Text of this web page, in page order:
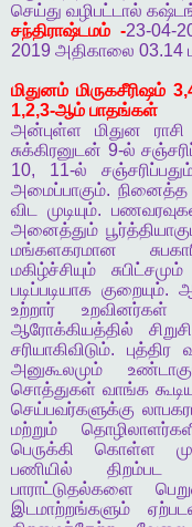
செய்து வழிபட்டால்
சந்திராஷ்டமம் -23-04-
2019 அதிகாலை 03.14
மிதுனம் மிருகசீரிஷம்
1,2,3-ஆம் பாதங்கள்
அன்புள்ள
மிதுன ராசி
சுக்கிரனுடன் 9-ல்
10, 11-ல்
அமைப்பாகும்.நினைத்த
விட
முடியும்.
அனைத்தும்
மங்களகரமான
மகிழ்ச்சியும்
சுபிட்சமும்
படிப்படியாக குறையும்.
உற்றார்
உறவினர்கள்
ஆரோக்கியத்தில்
சரியாகிவிடும். புத்திர
அனுகூலமும்
சொத்துகள் வாங்க
செய்பவர்களுக்கு
மற்றும்
பெருக்கி
கொள்ள
பணியில்
திறம்பட
பாராட்டுதல்களை
இடமாற்றங்களும்